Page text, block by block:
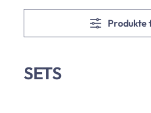
Produkte
SETS